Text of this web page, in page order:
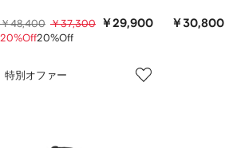
￥48,400 ￥37,300 ￥29,900
20%Off20%Off
￥30,800
特別オファー